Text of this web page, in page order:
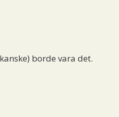
borde vara det.